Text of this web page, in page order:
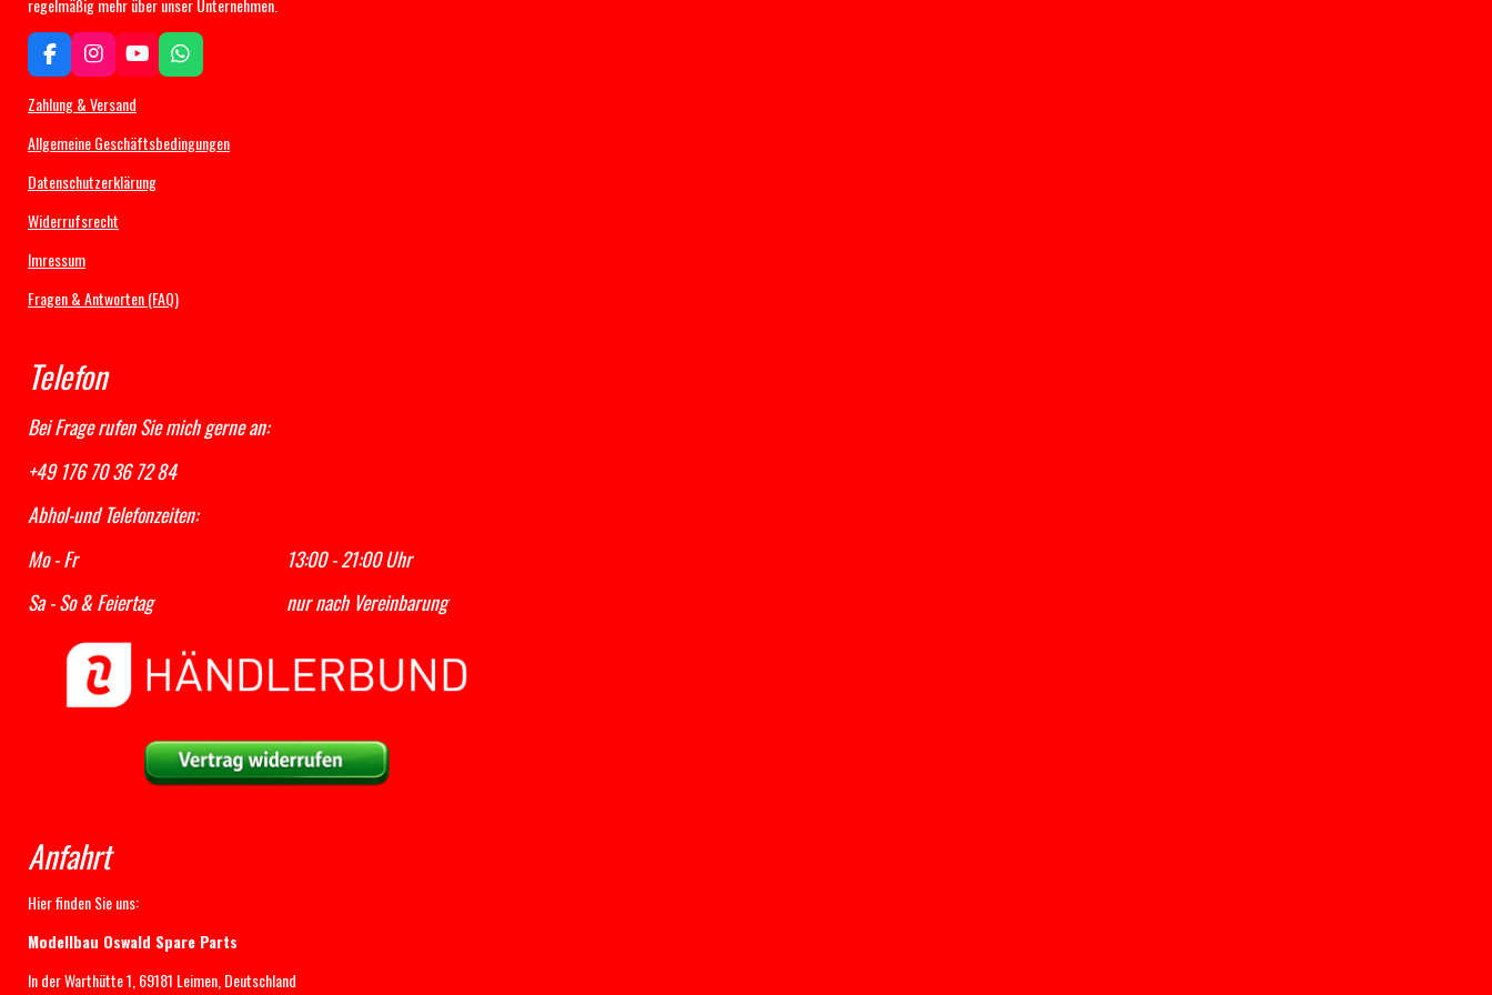
regelmäßig mehr über unser Unternehmen.
F
a
c
b
o
I
n
s
a
r
m
Y
o
u
u
e
W
h
s
Zahlung & Versand
Allgemeine Geschäftsbedingungen
Datenschutzerklärung
Widerrufsrecht
Imressum
Fragen & Antworten (FAQ)
Telefon
Bei Frage rufen Sie mich gerne an:
+49 176 70 36 72 84
Abhol-und Telefonzeiten:
Mo - Fr 13:00 - 21:00 Uhr
Sa - So & Feiertag nur nach Vereinbarung
Anfahrt
Hier finden Sie uns:
Modellbau Oswald Spare Parts
In der Warthütte 1, 69181 Leimen, Deutschland